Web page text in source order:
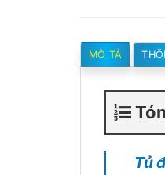
MÔ TẢ
Tủ